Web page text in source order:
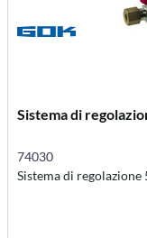
Sistema di
74030
Sistema di regolazione